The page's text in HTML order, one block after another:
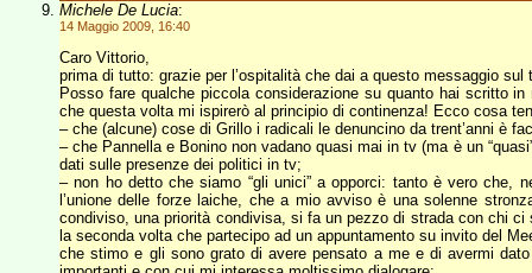
Michele De Lucia:
14 Maggio 2009, 16:40
Caro Vittorio,
prima di tutto: grazie per l’ospitalità che dai a questo messaggio sul
Posso fare qualche piccola considerazione su quanto hai scritto
che questa volta mi ispirerò al principio di continenza! Ecco cosa
– che (alcune) cose di Grillo i radicali le denuncino da trent’anni è
– che Pannella e Bonino non vadano quasi mai in tv (ma è un
dati sulle presenze dei politici in tv;
– non ho detto che siamo “gli unici” a opporci: tanto è vero che,
l’unione delle forze laiche, che a mio avviso è una solenne
condiviso, una priorità condivisa, si fa un pezzo di strada con chi
la seconda volta che partecipo ad un appuntamento su invito del
che stimo e gli sono grato di avere pensato a me e di avermi